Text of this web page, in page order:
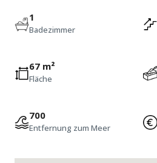
1
Badezimmer
67 m²
Fläche
700
Entfernung zum Meer